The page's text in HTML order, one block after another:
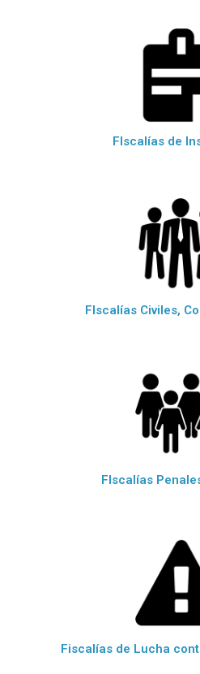
FIscalías de
FIscalías Civiles,
FIscalías
Fiscalías de Lucha